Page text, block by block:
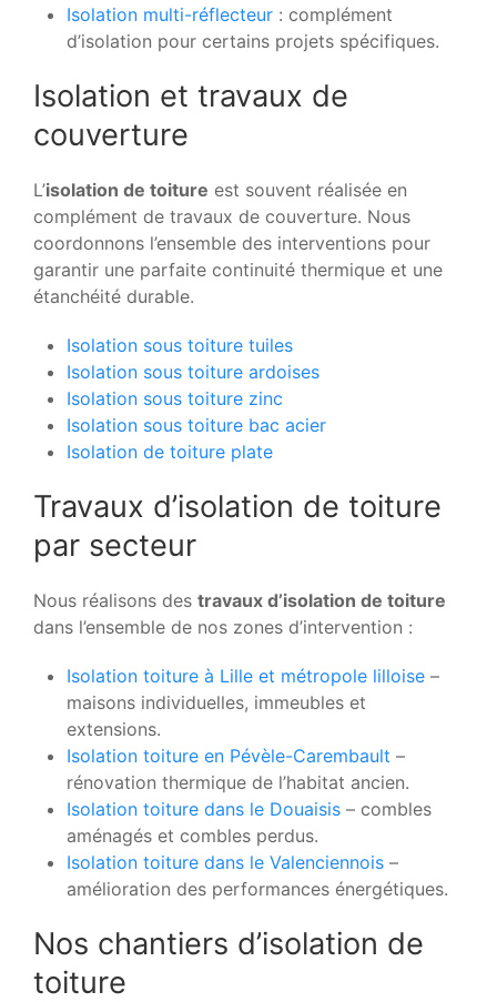
Isolation multi-réflecteur : complément
d’isolation pour certains projets spécifiques.
Isolation et travaux de
couverture
L’isolation de toiture est souvent réalisée en
complément de travaux de couverture. Nous
coordonnons l’ensemble des interventions pour
garantir une parfaite continuité thermique et une
étanchéité durable.
Isolation sous toiture tuiles
Isolation sous toiture ardoises
Isolation sous toiture zinc
Isolation sous toiture bac acier
Isolation de toiture plate
Travaux d’isolation de toiture
par secteur
Nous réalisons des travaux d’isolation de toiture
dans l’ensemble de nos zones d’intervention :
Isolation toiture à Lille et métropole lilloise –
maisons individuelles, immeubles et
extensions.
Isolation toiture en Pévèle-Carembault –
rénovation thermique de l’habitat ancien.
Isolation toiture dans le Douaisis – combles
aménagés et combles perdus.
Isolation toiture dans le Valenciennois –
amélioration des performances énergétiques.
Nos chantiers d’isolation de
toiture